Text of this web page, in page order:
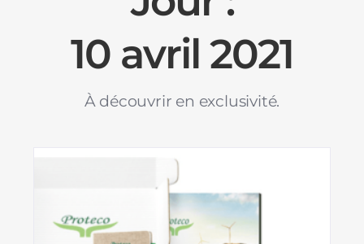
10 avril 2021
À découvrir en exclusivité.